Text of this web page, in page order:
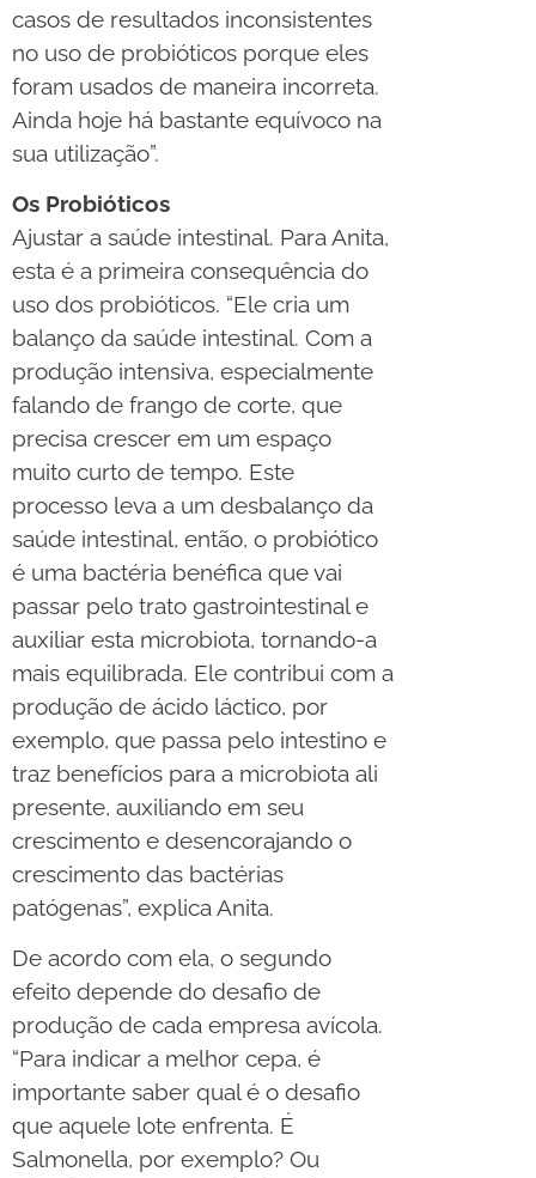
casos de resultados inconsistentes
no uso de probióticos porque eles
foram usados de maneira incorreta.
Ainda hoje há bastante equívoco na
sua utilização”.
Os Probióticos
Ajustar a saúde intestinal. Para Anita,
esta é a primeira consequência do
uso dos probióticos. “Ele cria um
balanço da saúde intestinal. Com a
produção intensiva, especialmente
falando de frango de corte, que
precisa crescer em um espaço
muito curto de tempo. Este
processo leva a um desbalanço da
saúde intestinal, então, o probiótico
é uma bactéria benéfica que vai
passar pelo trato gastrointestinal e
auxiliar esta microbiota, tornando-a
mais equilibrada. Ele contribui com a
produção de ácido láctico, por
exemplo, que passa pelo intestino e
traz benefícios para a microbiota ali
presente, auxiliando em seu
crescimento e desencorajando o
crescimento das bactérias
patógenas”, explica Anita.
De acordo com ela, o segundo
efeito depende do desafio de
produção de cada empresa avícola.
“Para indicar a melhor cepa, é
importante saber qual é o desafio
que aquele lote enfrenta. É
Salmonella, por exemplo? Ou